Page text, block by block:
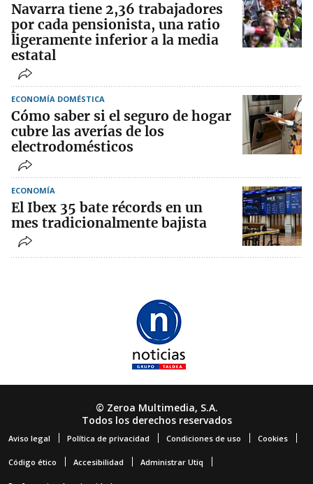
Navarra tiene 2,36 trabajadores
por cada pensionista, una ratio
ligeramente inferior a la media
estatal
ECONOMÍA DOMÉSTICA
Cómo saber si el seguro de hogar
cubre las averías de los
electrodomésticos
ECONOMÍA
El Ibex 35 bate récords en un
mes tradicionalmente bajista
© Zeroa Multimedia, S.A.
Todos los derechos reservados
Aviso legal Política de privacidad Condiciones de uso Cookies
Código ético Accesibilidad Administrar Utiq